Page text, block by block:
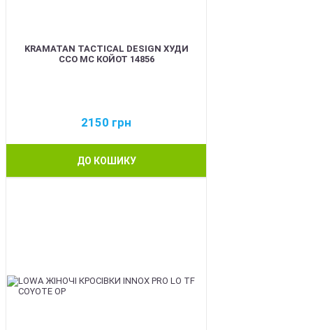
KRAMATAN TACTICAL DESIGN ХУДИ
ССО МС КОЙОТ 14856
2150 грн
ДО КОШИКУ